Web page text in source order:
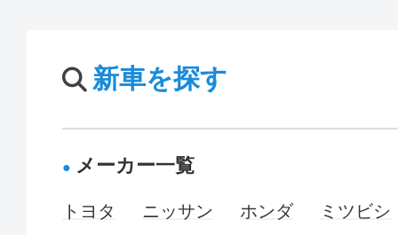
新車を探す
メーカー一覧
トヨタ ニッサン ホンダ
ミツビシ